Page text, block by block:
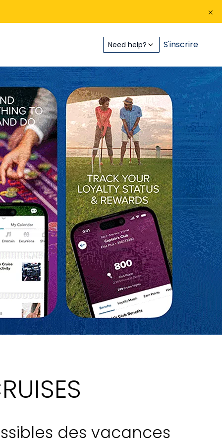
Need help? S'inscrire
des vacances